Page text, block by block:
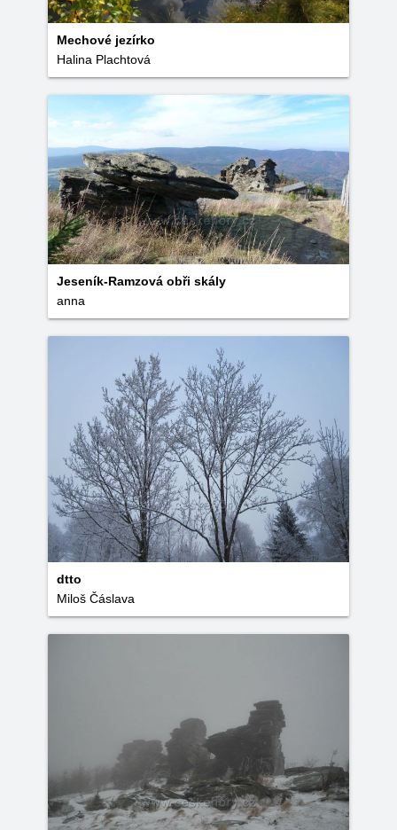
Mechové jezírko
Halina Plachtová
Jeseník-Ramzová obři skály
anna
dtto
Miloš Čáslava